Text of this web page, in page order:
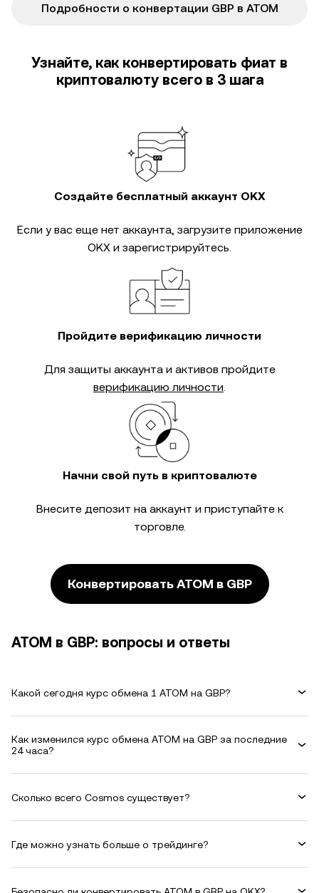
Подробности о конвертации GBP в ATOM
Узнайте, как конвертировать фиат в
криптовалюту всего в 3 шага
Создайте бесплатный аккаунт OKX
Если у вас еще нет аккаунта, загрузите приложение
OKX и зарегистрируйтесь.
Пройдите верификацию личности
Для защиты аккаунта и активов пройдите
верификацию личности.
Начни свой путь в криптовалюте
Внесите депозит на аккаунт и приступайте к
торговле.
Конвертировать ATOM в GBP
ATOM в GBP: вопросы и ответы
Какой сегодня курс обмена 1 ATOM на GBP?
Как изменился курс обмена ATOM на GBP за последние
24 часа?
Сколько всего Cosmos существует?
Где можно узнать больше о трейдинге?